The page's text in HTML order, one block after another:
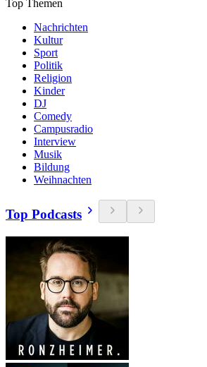
Top Themen
Nachrichten
Kultur
Sport
Politik
Religion
Kinder
DJ
Comedy
Campusradio
Interview
Musik
Bildung
Weihnachten
Top Podcasts